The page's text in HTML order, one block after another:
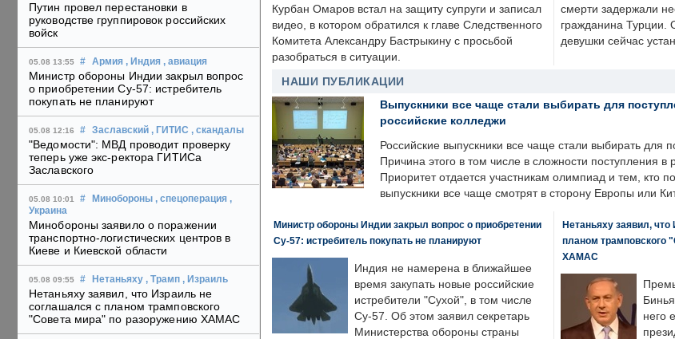
Путин провел перестановки в
руководстве группировок российских
войск
05.08 13:55 # Армия , Индия , авиация
Министр обороны Индии закрыл вопрос
о приобретении Су-57: истребитель
покупать не планируют
05.08 12:16 # Заславский , ГИТИС , скандалы
"Ведомости": МВД проводит проверку
теперь уже экс-ректора ГИТИСа
Заславского
05.08 10:01 # Минобороны , спецоперация ,
Украина
Минобороны заявило о поражении
транспортно-логистических центров в
Киеве и Киевской области
05.08 09:55 # Нетаньяху , Трамп , Израиль
Нетаньяху заявил, что Израиль не
соглашался с планом трамповского
"Совета мира" по разоружению ХАМАС
Курбан Омаров встал на защиту супруги и записал
видео, в котором обратился к главе Следственного
Комитета Александру Бастрыкину с просьбой
разобраться в ситуации.
смерти задержали
гражданина Турции.
девушки сейчас
НАШИ ПУБЛИКАЦИИ
Выпускники все чаще стали выбирать для
российские колледжи
Российские выпускники все чаще стали выбирать для
Причина этого в том числе в сложности поступления в
Приоритет отдается участникам олимпиад и тем, кто
выпускники все чаще смотрят в сторону Европы или
Министр обороны Индии закрыл вопрос о приобретении
Су-57: истребитель покупать не планируют
Индия не намерена в ближайшее
время закупать новые российские
истребители "Сухой", в том числе
Су-57. Об этом заявил секретарь
Министерства обороны страны
Нетаньяху заявил,
планом трамповского
ХАМАС
него